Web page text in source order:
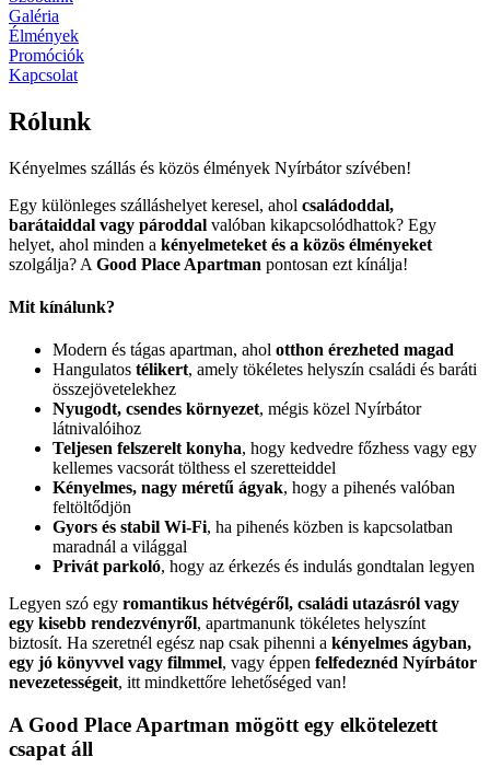
Galéria
Élmények
Promóciók
Kapcsolat
Rólunk
Kényelmes szállás és közös élmények Nyírbátor szívében!
Egy különleges szálláshelyet keresel, ahol családoddal,
barátaiddal vagy pároddal valóban kikapcsolódhattok? Egy
helyet, ahol minden a kényelmeteket és a közös élményeket
szolgálja? A Good Place Apartman pontosan ezt kínálja!
Mit kínálunk?
Modern és tágas apartman, ahol otthon érezheted magad
Hangulatos télikert, amely tökéletes helyszín családi és baráti
összejövetelekhez
Nyugodt, csendes környezet, mégis közel Nyírbátor
látnivalóihoz
Teljesen felszerelt konyha, hogy kedvedre főzhess vagy egy
kellemes vacsorát tölthess el szeretteiddel
Kényelmes, nagy méretű ágyak, hogy a pihenés valóban
feltöltődjön
Gyors és stabil Wi-Fi, ha pihenés közben is kapcsolatban
maradnál a világgal
Privát parkoló, hogy az érkezés és indulás gondtalan legyen
Legyen szó egy romantikus hétvégéről, családi utazásról vagy
egy kisebb rendezvényről, apartmanunk tökéletes helyszínt
biztosít. Ha szeretnél egész nap csak pihenni a kényelmes ágyban,
egy jó könyvvel vagy filmmel, vagy éppen felfedeznéd Nyírbátor
nevezetességeit, itt mindkettőre lehetőséged van!
A Good Place Apartman mögött egy elkötelezett
csapat áll